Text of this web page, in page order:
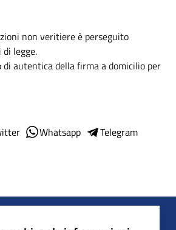
non veritiere è perseguito
legge.
di autentica della firma a domicilio per
Whatsapp
Telegram